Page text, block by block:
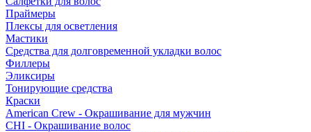
Праймеры
Плексы для осветления
Мастики
Средства для долговременной укладки волос
Филлеры
Эликсиры
Тонирующие средства
Краски
American Crew - Окрашивание для мужчин
CHI - Окрашивание волос